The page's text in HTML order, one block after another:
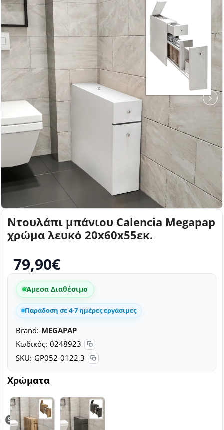
SELLING FAST
Ντουλάπι μπάνιου Calencia Megapap
χρώμα λευκό 20x60x55εκ.
79,90€
Άμεσα Διαθέσιμο
Παράδοση σε 4-7 ημέρες εργάσιμες
Brand: MEGAPAP
Κωδικός: 0248923
SKU: GP052-0122,3
Χρώματα